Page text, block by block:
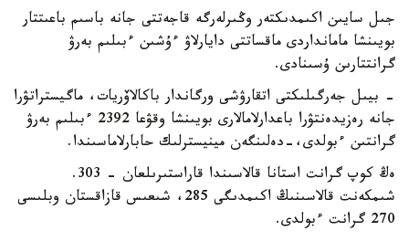
جىل سايىن اكىمدىكتەر وڭىرلەرگە قاجەتتى جانە باسىم باعىتتار
بويىنشا مامانداردى ماقساتتى دايارلاۋ ءۇشىن ءبىلىم بەرۋ
گرانتتارىن ۇسىنادى.
- بيىل جەرگىلىكتى اتقارۋشى ورگاندار باكالاۆريات، ماگيستراتۋرا
جانە رەزيدەنتۋرا باعدارلامالارى بويىنشا وقۋعا 2392 ءبىلىم بەرۋ
گرانتىن ءبولدى،-دەلىنگەن مينيسترلىك حابارلاماسىندا.
ەڭ كوپ گرانت استانا قالاسىندا قاراستىرىلعان - 303.
شىمكەنت قالاسىنىڭ اكىمدىگى 285، شىعىس قازاقستان وبلىسى
270 گرانت ءبولدى.